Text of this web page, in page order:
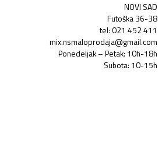
NOVI SAD
Futoška 36-38
tel: 021 452 411
mix.nsmaloprodaja@gmail.com
Ponedeljak – Petak: 10h-18h
Subota: 10-15h